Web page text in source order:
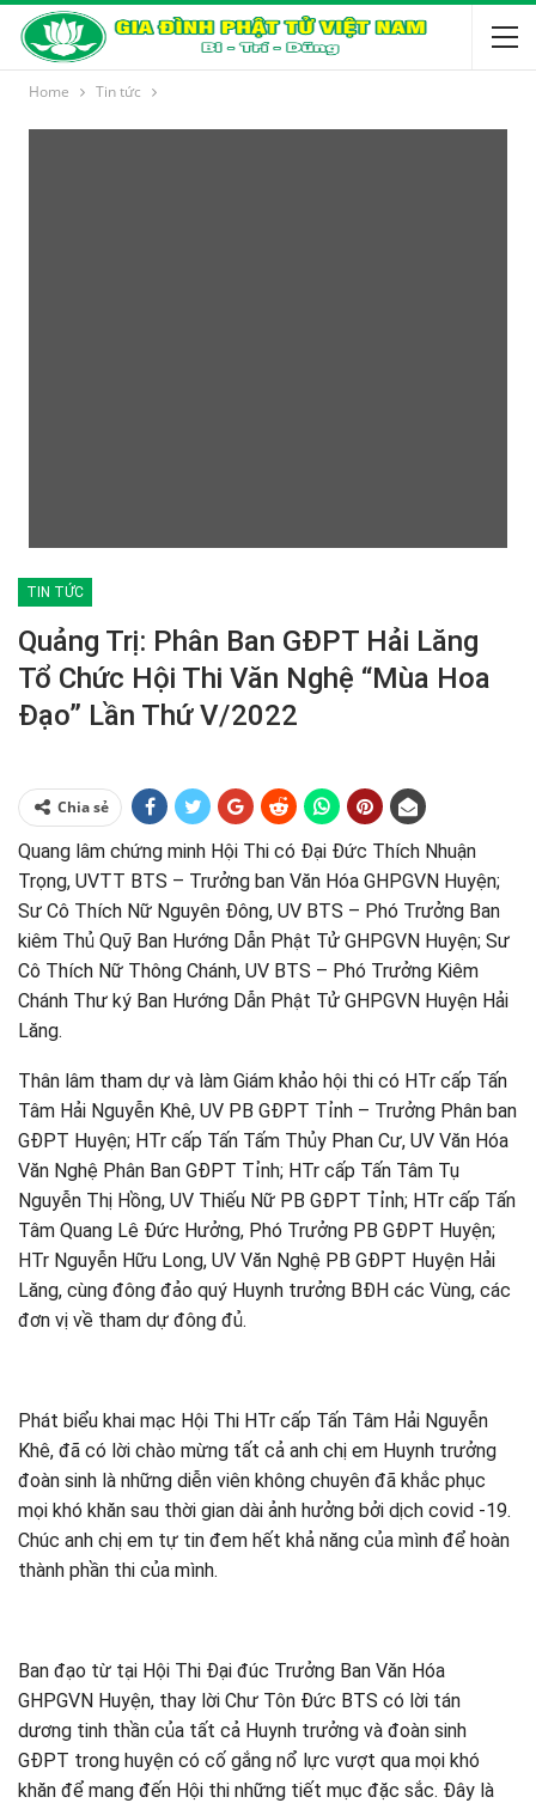
Home Tin tức
TIN TỨC
Quảng Trị: Phân Ban GĐPT Hải Lăng
Tổ Chức Hội Thi Văn Nghệ “Mùa Hoa
Đạo” Lần Thứ V/2022
Chia sẻ
Quang lâm chứng minh Hội Thi có Đại Đức Thích Nhuận
Trọng, UVTT BTS – Trưởng ban Văn Hóa GHPGVN Huyện;
Sư Cô Thích Nữ Nguyên Đông, UV BTS – Phó Trưởng Ban
kiêm Thủ Quỹ Ban Hướng Dẫn Phật Tử GHPGVN Huyện; Sư
Cô Thích Nữ Thông Chánh, UV BTS – Phó Trưởng Kiêm
Chánh Thư ký Ban Hướng Dẫn Phật Tử GHPGVN Huyện Hải
Lăng.
Thân lâm tham dự và làm Giám khảo hội thi có HTr cấp Tấn
Tâm Hải Nguyễn Khê, UV PB GĐPT Tỉnh – Trưởng Phân ban
GĐPT Huyện; HTr cấp Tấn Tấm Thủy Phan Cư, UV Văn Hóa
Văn Nghệ Phân Ban GĐPT Tỉnh; HTr cấp Tấn Tâm Tụ
Nguyễn Thị Hồng, UV Thiếu Nữ PB GĐPT Tỉnh; HTr cấp Tấn
Tâm Quang Lê Đức Hưởng, Phó Trưởng PB GĐPT Huyện;
HTr Nguyễn Hữu Long, UV Văn Nghệ PB GĐPT Huyện Hải
Lăng, cùng đông đảo quý Huynh trưởng BĐH các Vùng, các
đơn vị về tham dự đông đủ.
Phát biểu khai mạc Hội Thi HTr cấp Tấn Tâm Hải Nguyễn
Khê, đã có lời chào mừng tất cả anh chị em Huynh trưởng
đoàn sinh là những diễn viên không chuyên đã khắc phục
mọi khó khăn sau thời gian dài ảnh hưởng bởi dịch covid -19.
Chúc anh chị em tự tin đem hết khả năng của mình để hoàn
thành phần thi của mình.
Ban đạo từ tại Hội Thi Đại đúc Trưởng Ban Văn Hóa
GHPGVN Huyện, thay lời Chư Tôn Đức BTS có lời tán
dương tinh thần của tất cả Huynh trưởng và đoàn sinh
GĐPT trong huyện có cố gắng nổ lực vượt qua mọi khó
khăn để mang đến Hội thi những tiết mục đặc sắc. Đây là